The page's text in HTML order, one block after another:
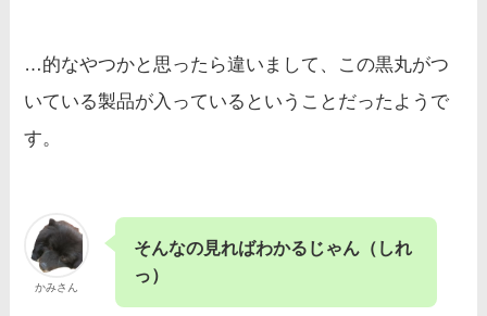
…的なやつかと思ったら違いまして、この黒丸がつ
いている製品が入っているということだったようで
す。
かみさん
そんなの見ればわかるじゃん（しれ
っ）